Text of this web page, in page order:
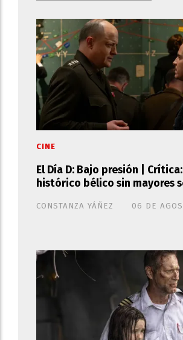
El Día D: Bajo presión |
histórico bélico sin mayores
CONSTANZA YÁÑEZ
CINE
06 DE